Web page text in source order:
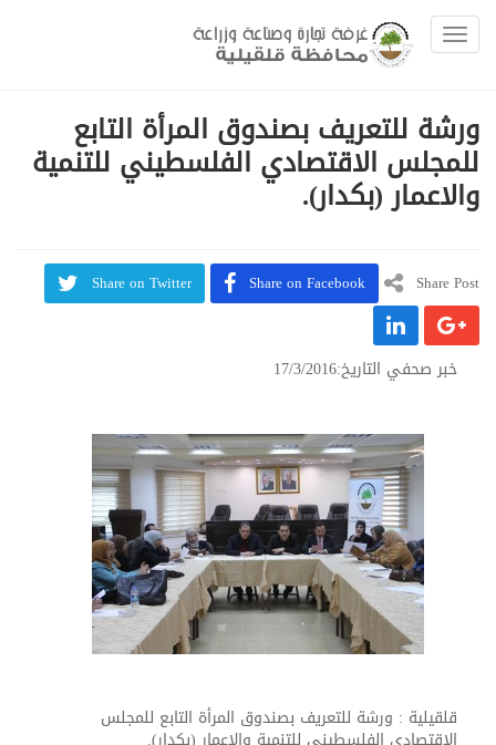
Toggle navigation
ورشة للتعريف بصندوق المرأة التابع
للمجلس الاقتصادي الفلسطيني للتنمية
والاعمار (بكدار).
Share Post
Share on Facebook
Share on Twitter
خبر صحفي التاريخ:17/3/2016
قلقيلية : ورشة للتعريف بصندوق المرأة التابع للمجلس